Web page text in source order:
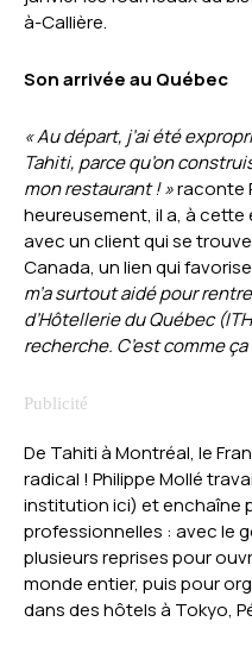
à-Callière.
Son arrivée au Québec
« Au départ, j’ai été
Tahiti, parce qu’on
mon restaurant ! »raconte
heureusement, il a, à
avec un client qui se
Canada, un lien qui
m’a surtout aidé pour
d’Hôtellerie du Québec
recherche. C’est comme
De Tahiti à Montréal, le
radical ! Philippe Mollé
institution ici) et enchaîne
professionnelles : avec le
plusieurs reprises pour
monde entier, puis pour
dans des hôtels à Tokyo,